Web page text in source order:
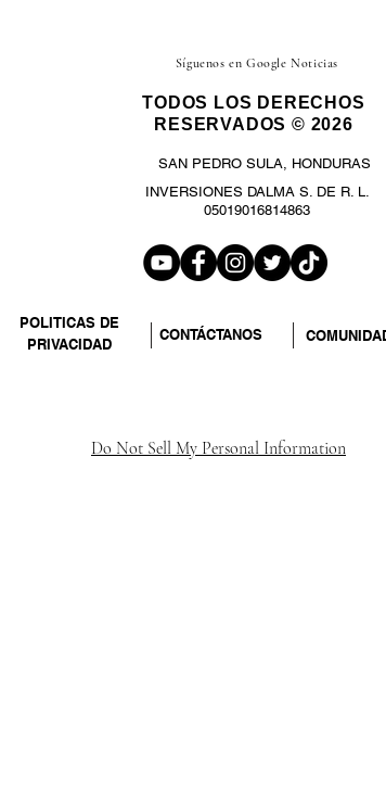
Síguenos en Google Noticias
TODOS LOS DERECHOS
RESERVADOS © 2026
SAN PEDRO SULA, HONDURAS
INVERSIONES DALMA S. DE R. L.
05019016814863
POLITICAS DE
PRIVACIDAD
CONTÁCTANOS
Do Not Sell My Personal Information